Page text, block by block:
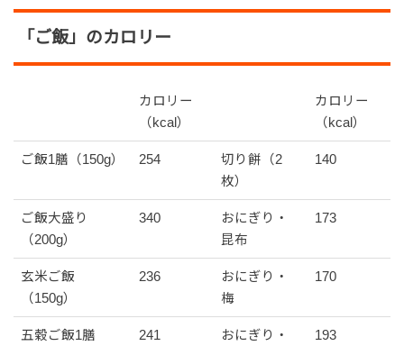
「ご飯」のカロリー
カロリー
（kcal）
カロリー
（kcal）
ご飯1膳（150g） 254
切り餅（2
枚）
140
ご飯大盛り
（200g）
340
おにぎり・
昆布
173
玄米ご飯
（150g）
236
おにぎり・
梅
170
五穀ご飯1膳
241
おにぎり・
193